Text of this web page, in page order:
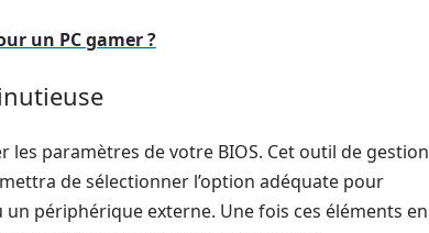
un PC gamer ?
les paramètres de votre BIOS. Cet outil de gestion
de sélectionner l’option adéquate pour
périphérique externe. Une fois ces éléments en